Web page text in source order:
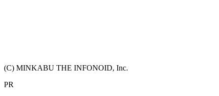
(C) MINKABU THE INFONOID, Inc.
PR